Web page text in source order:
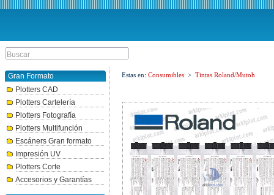
Gran Formato
Plotters CAD
Plotters Cartelería
Plotters Fotografía
Plotters Multifunción
Escáners Gran formato
Impresión UV
Plotters Corte
Accesorios y Garantías
Estas en: Consumibles > Tintas Roland/Mutoh